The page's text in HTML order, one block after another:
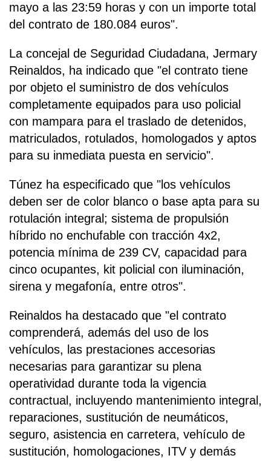
mayo a las 23:59 horas y con un importe total
del contrato de 180.084 euros".
La concejal de Seguridad Ciudadana, Jermary
Reinaldos, ha indicado que "el contrato tiene
por objeto el suministro de dos vehículos
completamente equipados para uso policial
con mampara para el traslado de detenidos,
matriculados, rotulados, homologados y aptos
para su inmediata puesta en servicio".
Túnez ha especificado que "los vehículos
deben ser de color blanco o base apta para su
rotulación integral; sistema de propulsión
híbrido no enchufable con tracción 4x2,
potencia mínima de 239 CV, capacidad para
cinco ocupantes, kit policial con iluminación,
sirena y megafonía, entre otros".
Reinaldos ha destacado que "el contrato
comprenderá, además del uso de los
vehículos, las prestaciones accesorias
necesarias para garantizar su plena
operatividad durante toda la vigencia
contractual, incluyendo mantenimiento integral,
reparaciones, sustitución de neumáticos,
seguro, asistencia en carretera, vehículo de
sustitución, homologaciones, ITV y demás